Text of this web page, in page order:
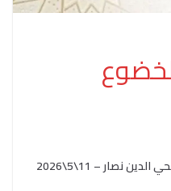
نصار – 11\5\2026